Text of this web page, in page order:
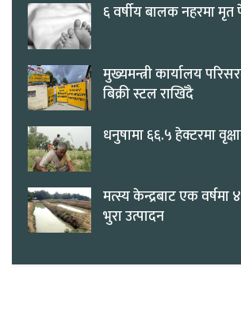
६ वर्षीय बालक नहरमा
मुख्यमन्त्री कार्यालय
बिक्री स्टल राखिँदै
धनुषामा ६६.५ हेक्टरमा
मत्स्य केन्द्रबाट एक
भुरा उत्पादन